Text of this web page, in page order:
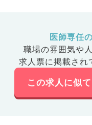
医師専任
職場の雰囲気や人
求人票に掲載され
この求人に似